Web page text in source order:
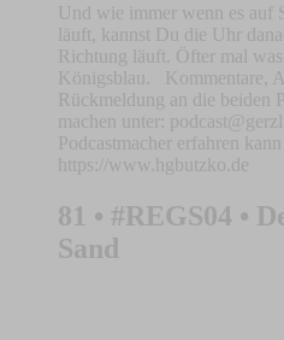
Und wie immer wenn es auf
läuft, kannst Du die Uhr
Richtung läuft. Öfter mal was
Königsblau. Kommentare,
Rückmeldung an die beiden
machen unter:
Podcastmacher erfahren
https://www.hgbutzko.de
81 • #REGS04 •
Sand